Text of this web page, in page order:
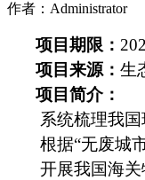
作者：Administrator
项目期限：
项目来源： 生
项目简介：
系统梳理我
根据“无废城
开展我国海